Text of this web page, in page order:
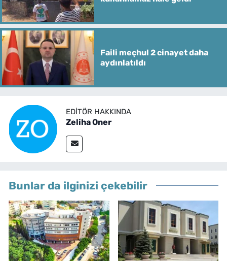
Faili meçhul 2 cinayet daha
aydınlatıldı
EDITÖR HAKKINDA
Zeliha Oner
Bunlar da ilginizi çekebilir